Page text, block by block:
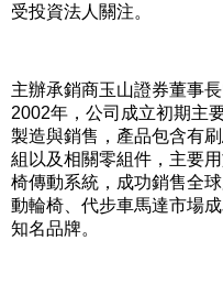
受投資法人關注。
主辦承銷商玉山證券董事
2002年，公司成立初期主
製造與銷售，產品包含有
組以及相關零組件，主要
椅傳動系統，成功銷售全
動輪椅、代步車馬達市場
知名品牌。